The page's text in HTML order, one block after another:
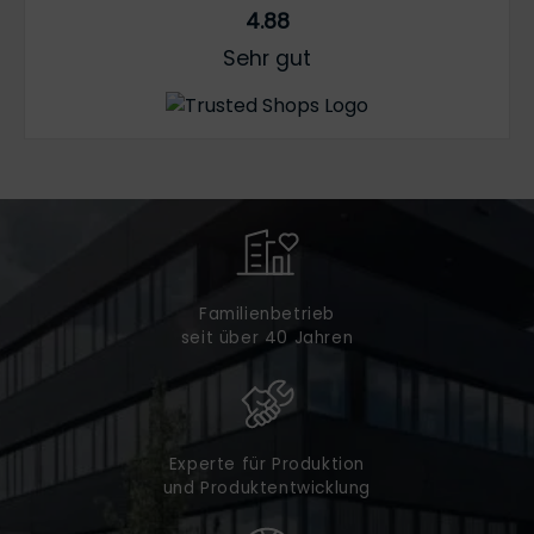
4.88
Sehr gut
Familienbetrieb
seit über 40 Jahren
Experte für Produktion
und Produktentwicklung